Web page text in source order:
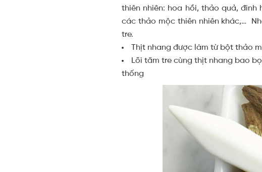
thiên nhiên: hoa hồi, thảo quả, đinh
các thảo mộc thiên nhiên khác,…
tre.
Thịt nhang được làm từ bột thảo
Lõi tăm tre cùng thịt nhang bao
thống